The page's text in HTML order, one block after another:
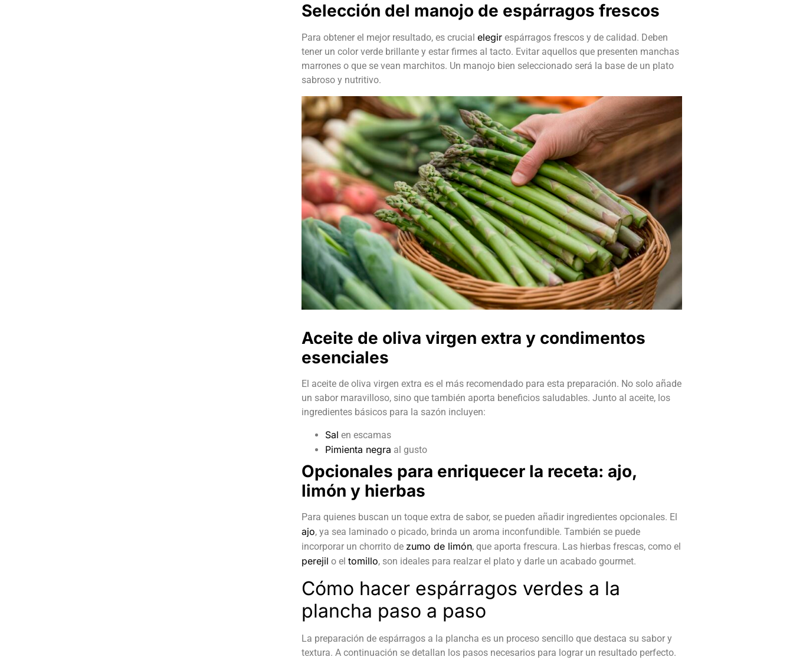
Selección del manojo de espárragos frescos
Para obtener el mejor resultado, es crucial elegirespárragos frescos y de calidad. Deben
tener un color verde brillante y estar firmes al tacto. Evitar aquellos que presenten manchas
marrones o que se vean marchitos. Un manojo bien seleccionado será la base de un plato
sabroso y nutritivo.
Aceite de oliva virgen extra y condimentos
esenciales
El aceite de oliva virgen extra es el más recomendado para esta preparación. No solo añade
un sabor maravilloso, sino que también aporta beneficios saludables. Junto al aceite, los
ingredientes básicos para la sazón incluyen:
Sal en escamas
Pimienta negra al gusto
Opcionales para enriquecer la receta: ajo,
limón y hierbas
Para quienes buscan un toque extra de sabor, se pueden añadir ingredientes opcionales. El
ajo, ya sea laminado o picado, brinda un aroma inconfundible. También se puede
incorporar un chorrito de zumo de limón, que aporta frescura. Las hierbas frescas, como el
perejil o el tomillo, son ideales para realzar el plato y darle un acabado gourmet.
Cómo hacer espárragos verdes a la
plancha paso a paso
La preparación de espárragos a la plancha es un proceso sencillo que destaca su sabor y
textura. A continuación se detallan los pasos necesarios para lograr un resultado perfecto.